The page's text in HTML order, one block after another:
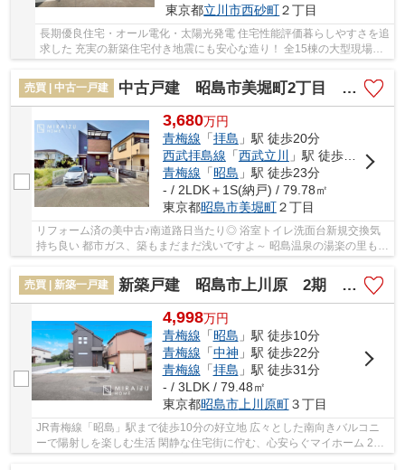
東京都立川市西砂町２丁目
長期優良住宅・オール電化・太陽光発電 住宅性能評価暮らしやすさを追
求した 充実の新築住宅付き地震にも安心な造り！ 全15棟の大型現場で
売買 | 中古一戸建
中古戸建 昭島市美堀町2丁目 全1棟
3,680万円
青梅線 「拝島 」駅 徒歩20分
西武拝島線 「西武立川
」駅 徒歩15分
青梅線 「昭島 」駅 徒歩23分
- / 2LDK＋1S(納戸) / 79.78㎡
東京都昭島市美堀町２丁目
リフォーム済の美中古♪南道路日当たり◎ 浴室トイレ洗面台新規交換気
持ち良い 都市ガス、築もまだまだ浅いですよ～ 昭島温泉の湯楽の里も徒
売買 | 新築一戸建
新築戸建 昭島市上川原 2期 全2棟
4,998万円
青梅線 「昭島 」駅 徒歩10分
青梅線 「中神 」駅 徒歩22分
青梅線 「拝島 」駅 徒歩31分
- / 3LDK / 79.48㎡
東京都昭島市上川原町３丁目
JR青梅線「昭島」駅まで徒歩10分の好立地 広々とした南向きバルコニ
ーで陽射しを楽しむ生活 閑静な住宅街に佇む、心安らぐマイホーム 2階